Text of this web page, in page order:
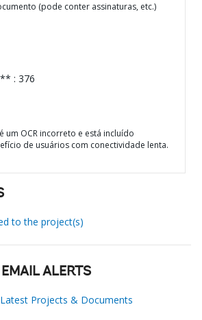
(pode conter assinaturas, etc.)
: 376
um OCR incorreto e está incluído
de usuários com conectividade lenta.
to the project(s)
ALERTS
Projects & Documents